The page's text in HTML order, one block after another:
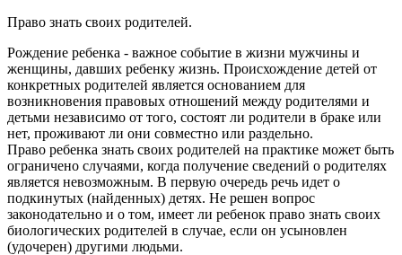
Право знать своих родителей.
Рождение ребенка - важное событие в жизни мужчины и
женщины, давших ребенку жизнь. Происхождение детей от
конкретных родителей является основанием для
возникновения правовых отношений между родителями и
детьми независимо от того, состоят ли родители в браке или
нет, проживают ли они совместно или раздельно.
Право ребенка знать своих родителей на практике может быть
ограничено случаями, когда получение сведений о родителях
является невозможным. В первую очередь речь идет о
подкинутых (найденных) детях. Не решен вопрос
законодательно и о том, имеет ли ребенок право знать своих
биологических родителей в случае, если он усыновлен
(удочерен) другими людьми.